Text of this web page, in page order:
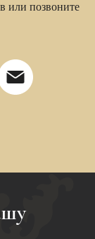
или позвоните